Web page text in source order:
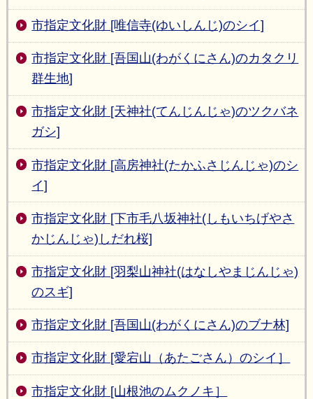
市指定文化財 [唯信寺(ゆいしんじ)のシイ]
市指定文化財 [吾国山(わがくにさん)のカタクリ
群生地]
市指定文化財 [天神社(てんじんじゃ)のツクバネ
ガシ]
市指定文化財 [高房神社(たかふさじんじゃ)のシ
イ]
市指定文化財 [下市毛八坂神社(しもいちげやさ
かじんじゃ)しだれ桜]
市指定文化財 [羽梨山神社(はなしやまじんじゃ)
のスギ]
市指定文化財 [吾国山(わがくにさん)のブナ林]
市指定文化財 [愛宕山（あたごさん）のシイ］
市指定文化財 [山根池のムクノキ］